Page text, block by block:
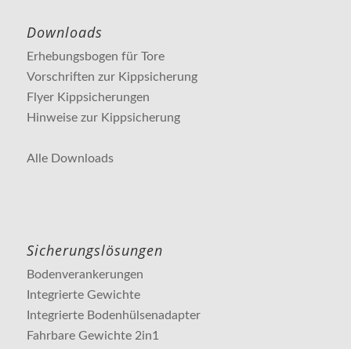
Downloads
Erhebungsbogen für Tore
Vorschriften zur Kippsicherung
Flyer Kippsicherungen
Hinweise zur Kippsicherung
Alle Downloads
Sicherungslösungen
Bodenverankerungen
Integrierte Gewichte
Integrierte Bodenhülsenadapter
Fahrbare Gewichte 2in1